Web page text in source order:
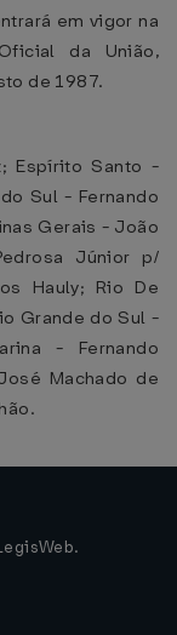
em vigor na
da União,
de 1987.
Espírito Santo -
Sul - Fernando
Gerais - João
Júnior p/
Hauly; Rio De
Grande do Sul -
- Fernando
Machado de